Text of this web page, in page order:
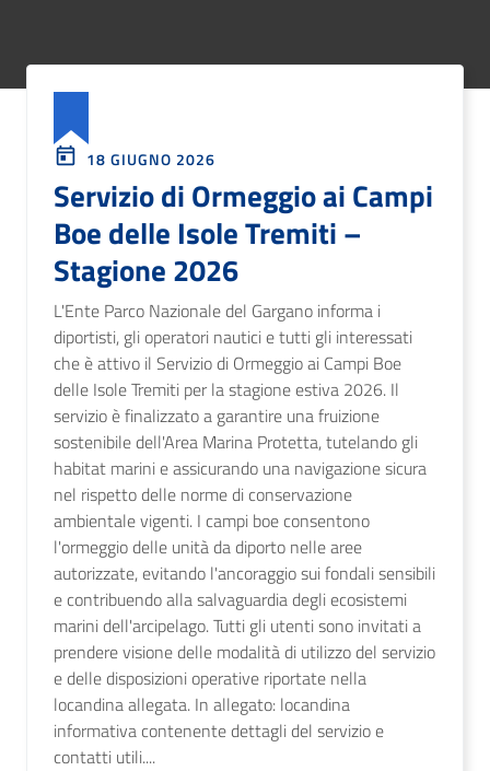
18 GIUGNO 2026
Servizio di Ormeggio ai Campi
Boe delle Isole Tremiti –
Stagione 2026
L'Ente Parco Nazionale del Gargano informa i
diportisti, gli operatori nautici e tutti gli interessati
che è attivo il Servizio di Ormeggio ai Campi Boe
delle Isole Tremiti per la stagione estiva 2026. Il
servizio è finalizzato a garantire una fruizione
sostenibile dell'Area Marina Protetta, tutelando gli
habitat marini e assicurando una navigazione sicura
nel rispetto delle norme di conservazione
ambientale vigenti. I campi boe consentono
l'ormeggio delle unità da diporto nelle aree
autorizzate, evitando l'ancoraggio sui fondali sensibili
e contribuendo alla salvaguardia degli ecosistemi
marini dell'arcipelago. Tutti gli utenti sono invitati a
prendere visione delle modalità di utilizzo del servizio
e delle disposizioni operative riportate nella
locandina allegata. In allegato: locandina
informativa contenente dettagli del servizio e
contatti utili....